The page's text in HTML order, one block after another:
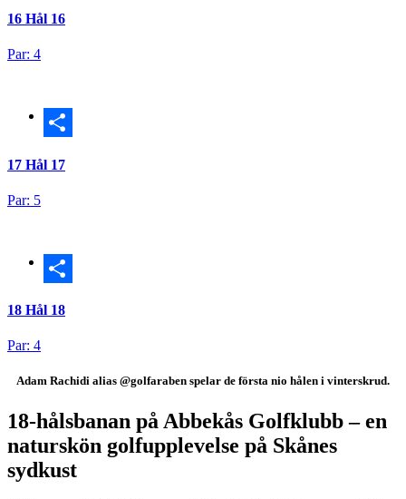
16 Hål 16
Par: 4
17 Hål 17
Par: 5
18 Hål 18
Par: 4
Adam Rachidi alias @golfaraben spelar de första nio hålen i vinterskrud.
18-hålsbanan på Abbekås Golfklubb – en
naturskön golfupplevelse på Skånes
sydkust